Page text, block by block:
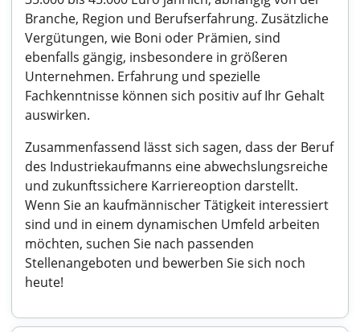
Branche, Region und Berufserfahrung. Zusätzliche
Vergütungen, wie Boni oder Prämien, sind
ebenfalls gängig, insbesondere in größeren
Unternehmen. Erfahrung und spezielle
Fachkenntnisse können sich positiv auf Ihr Gehalt
auswirken.
Zusammenfassend lässt sich sagen, dass der Beruf
des Industriekaufmanns eine abwechslungsreiche
und zukunftssichere Karriereoption darstellt.
Wenn Sie an kaufmännischer Tätigkeit interessiert
sind und in einem dynamischen Umfeld arbeiten
möchten, suchen Sie nach passenden
Stellenangeboten und bewerben Sie sich noch
heute!